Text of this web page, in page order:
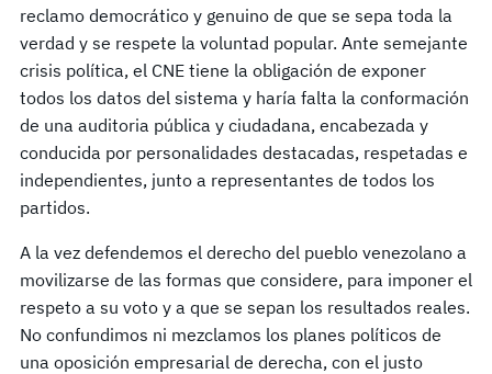
reclamo democrático y genuino de que se sepa toda la
verdad y se respete la voluntad popular. Ante semejante
crisis política, el CNE tiene la obligación de exponer
todos los datos del sistema y haría falta la conformación
de una auditoria pública y ciudadana, encabezada y
conducida por personalidades destacadas, respetadas e
independientes, junto a representantes de todos los
partidos.
A la vez defendemos el derecho del pueblo venezolano a
movilizarse de las formas que considere, para imponer el
respeto a su voto y a que se sepan los resultados reales.
No confundimos ni mezclamos los planes políticos de
una oposición empresarial de derecha, con el justo